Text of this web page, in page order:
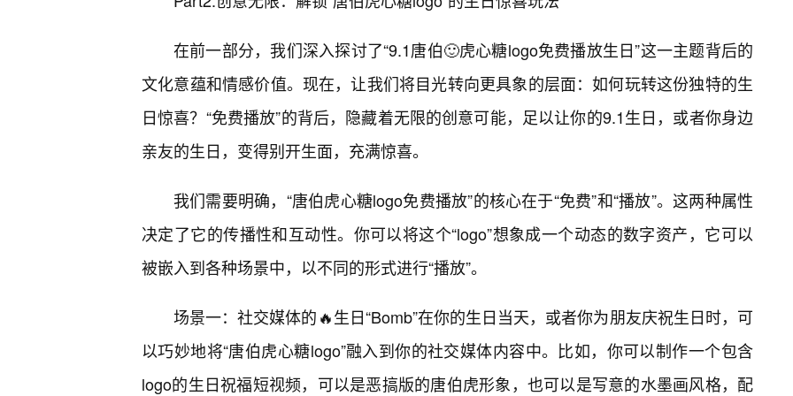
在前一部分，我们深入探讨了“9.1唐伯🙂虎心糖logo免费播放生日”这一主题背后的
文化意蕴和情感价值。现在，让我们将目光转向更具象的层面：如何玩转这份独特的生
日惊喜？“免费播放”的背后，隐藏着无限的创意可能，足以让你的9.1生日，或者你身边
亲友的生日，变得别开生面，充满惊喜。
我们需要明确，“唐伯虎心糖logo免费播放”的核心在于“免费”和“播放”。这两种属性
决定了它的传播性和互动性。你可以将这个“logo”想象成一个动态的数字资产，它可以
被嵌入到各种场景中，以不同的形式进行“播放”。
场景一：社交媒体的🔥生日“Bomb”在你的生日当天，或者你为朋友庆祝生日时，可
以巧妙地将“唐伯虎心糖logo”融入到你的社交媒体内容中。比如，你可以制作一个包含
logo的生日祝福短视频，可以是恶搞版的唐伯虎形象，也可以是写意的水墨画风格，配